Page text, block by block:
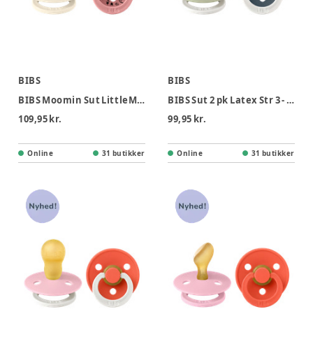
BIBS
BIBS Moomin Sut LittleMy 2pk Str 2 - Ivory Dusty Pink
109,95 kr.
Online 31 butikker
BIBS
BIBS Sut 2 pk Latex Str 3 - Sage Pine, Nat
99,95 kr.
Online 31 butikker